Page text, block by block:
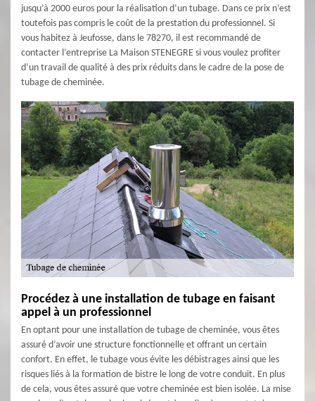
jusqu’à 2000 euros pour la réalisation d’un tubage. Dans ce prix n’est
toutefois pas compris le coût de la prestation du professionnel. Si
vous habitez à Jeufosse, dans le 78270, il est recommandé de
contacter l’entreprise La Maison STENEGRE si vous voulez profiter
d’un travail de qualité à des prix réduits dans le cadre de la pose de
tubage de cheminée.
Procédez à une installation de tubage en faisant
appel à un professionnel
En optant pour une installation de tubage de cheminée, vous êtes
assuré d’avoir une structure fonctionnelle et offrant un certain
confort. En effet, le tubage vous évite les débistrages ainsi que les
risques liés à la formation de bistre le long de votre conduit. En plus
de cela, vous êtes assuré que votre cheminée est bien isolée. La mise